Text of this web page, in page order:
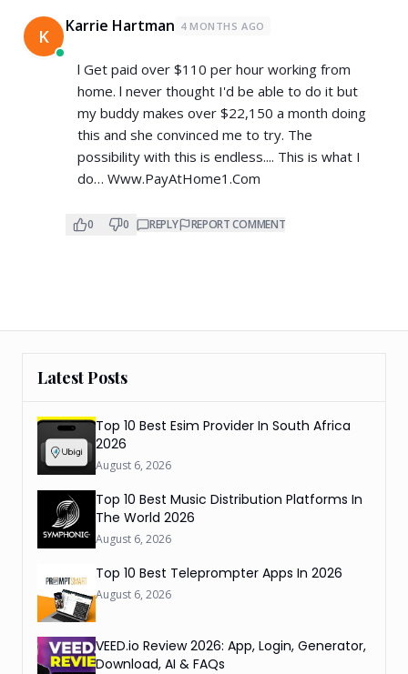
K Karrie Hartman 4 MONTHS AGO
l Get paid over $110 per hour working from
home. l never thought I'd be able to do it but
my buddy makes over $22,150 a month doing
this and she convinced me to try. The
possibility with this is endless.... This is what I
do… W­w­w­.­P­a­y­A­t­H­o­m­e­1­.­C­o­m
0 0 REPLY REPORT COMMENT
Latest Posts
Top 10 Best Esim Provider In South Africa
2026
August 6, 2026
Top 10 Best Music Distribution Platforms In
The World 2026
August 6, 2026
Top 10 Best Teleprompter Apps In 2026
August 6, 2026
VEED.io Review 2026: App, Login, Generator,
Download, AI & FAQs